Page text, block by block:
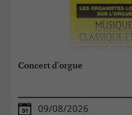
Concert d'orgue
09/08/2026